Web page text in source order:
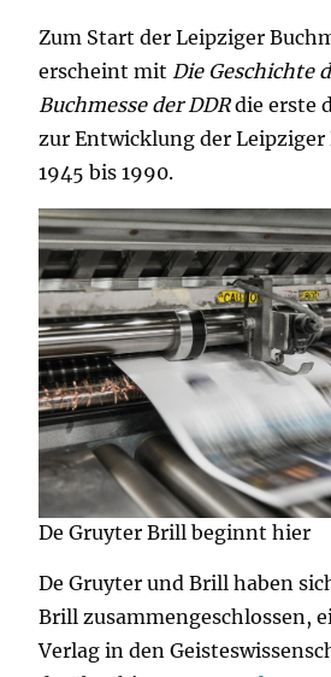
Zum Start der Leipziger
erscheint mit Die Geschichte
Buchmesse der DDRdie erste
zur Entwicklung der Leipziger
1945 bis 1990.
De Gruyter Brill beginnt hier
De Gruyter und Brill haben
Brill zusammengeschlossen,
Verlag in den